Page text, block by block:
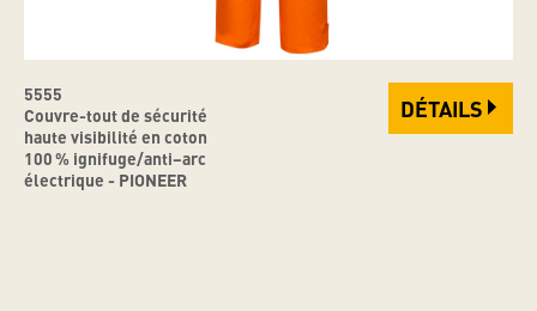
5555
Couvre-tout de sécurité
haute visibilité en coton
100 % ignifuge/anti–arc
électrique - PIONEER
DÉTAILS